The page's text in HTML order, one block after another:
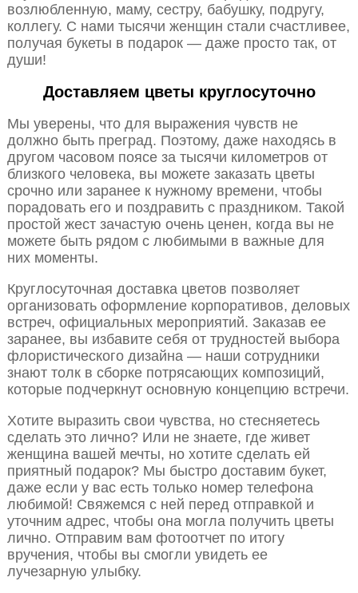
возлюбленную, маму, сестру, бабушку, подругу,
коллегу. С нами тысячи женщин стали счастливее,
получая букеты в подарок — даже просто так, от
души!
Доставляем цветы круглосуточно
Мы уверены, что для выражения чувств не
должно быть преград. Поэтому, даже находясь в
другом часовом поясе за тысячи километров от
близкого человека, вы можете заказать цветы
срочно или заранее к нужному времени, чтобы
порадовать его и поздравить с праздником. Такой
простой жест зачастую очень ценен, когда вы не
можете быть рядом с любимыми в важные для
них моменты.
Круглосуточная доставка цветов позволяет
организовать оформление корпоративов, деловых
встреч, официальных мероприятий. Заказав ее
заранее, вы избавите себя от трудностей выбора
флористического дизайна — наши сотрудники
знают толк в сборке потрясающих композиций,
которые подчеркнут основную концепцию встречи.
Хотите выразить свои чувства, но стесняетесь
сделать это лично? Или не знаете, где живет
женщина вашей мечты, но хотите сделать ей
приятный подарок? Мы быстро доставим букет,
даже если у вас есть только номер телефона
любимой! Свяжемся с ней перед отправкой и
уточним адрес, чтобы она могла получить цветы
лично. Отправим вам фотоотчет по итогу
вручения, чтобы вы смогли увидеть ее
лучезарную улыбку.